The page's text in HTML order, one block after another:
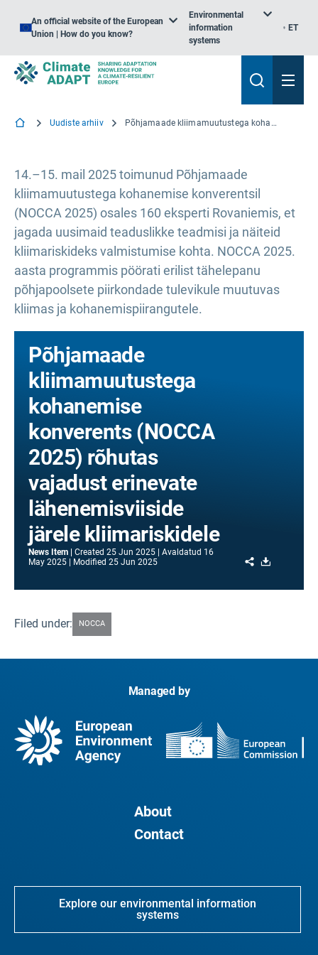
An official website of the European
Union | How do you know?
Environmental
information
systems
ET
Uudiste arhiiv Põhjamaade kliimamuutustega kohanemise konverents (NOCCA 2025) rõhutas vajadust erinevate lähenemisviiside järele kliimariskidele
14.–15. mail 2025 toimunud Põhjamaade
kliimamuutustega kohanemise konverentsil
(NOCCA 2025) osales 160 eksperti Rovaniemis, et
jagada uusimaid teaduslikke teadmisi ja näiteid
kliimariskideks valmistumise kohta. NOCCA 2025.
aasta programmis pöörati erilist tähelepanu
põhjapoolsete piirkondade tulevikule muutuvas
kliimas ja kohanemispiirangutele.
Põhjamaade
kliimamuutustega
kohanemise
konverents (NOCCA
2025) rõhutas
vajadust erinevate
lähenemisviiside
järele kliimariskidele
News Item Created 25 Jun 2025 Avaldatud 16
May 2025
Modified 25 Jun 2025 Share
Filed under: NOCCA
Managed by
About
Contact
Explore our environmental information
systems